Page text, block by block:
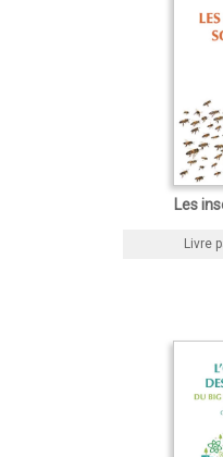
Les
Livre